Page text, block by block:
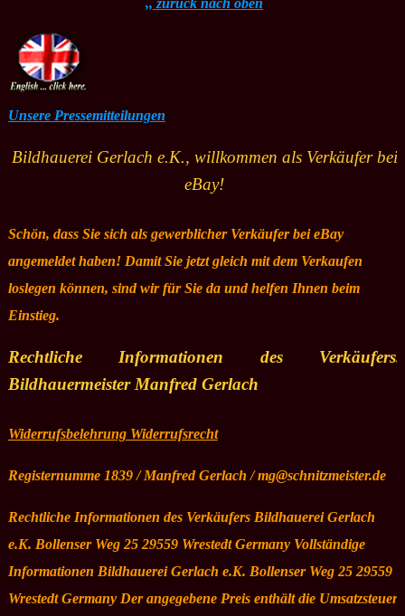
,, zurück nach oben
Unsere Pressemitteilungen
Bildhauerei Gerlach e.K., willkommen als Verkäufer bei
eBay!
Schön, dass Sie sich als gewerblicher Verkäufer bei eBay
angemeldet haben! Damit Sie jetzt gleich mit dem Verkaufen
loslegen können, sind wir für Sie da und helfen Ihnen beim
Einstieg.
Rechtliche Informationen des Verkäufers.
Bildhauermeister Manfred Gerlach
Widerrufsbelehrung Widerrufsrecht
Registernumme 1839 / Manfred Gerlach / mg@schnitzmeister.de
Rechtliche Informationen des Verkäufers Bildhauerei Gerlach
e.K. Bollenser Weg 25 29559 Wrestedt Germany Vollständige
Informationen Bildhauerei Gerlach e.K. Bollenser Weg 25 29559
Wrestedt Germany Der angegebene Preis enthält die Umsatzsteuer.